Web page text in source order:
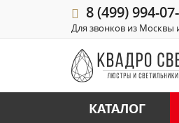
8 (499) 994-
Для звонков из
КАТАЛОГ